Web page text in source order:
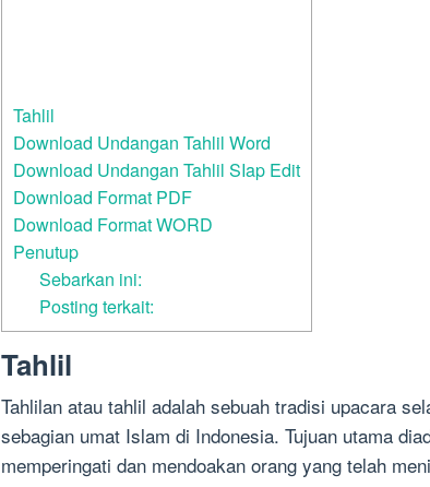
Tahlil
Download Undangan Tahlil Word
Download Undangan Tahlil SIap Edit
Download Format PDF
Download Format WORD
Penutup
Sebarkan ini:
Posting terkait:
Tahlil
Tahlilan atau tahlil adalah sebuah tradisi upacara
sebagian umat Islam di Indonesia. Tujuan utama
memperingati dan mendoakan orang yang telah